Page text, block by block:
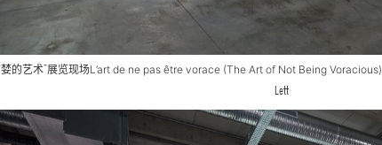
的艺术”展览现场L’art de ne pas être vorace (The Art of Not Being Voracious)
Lett